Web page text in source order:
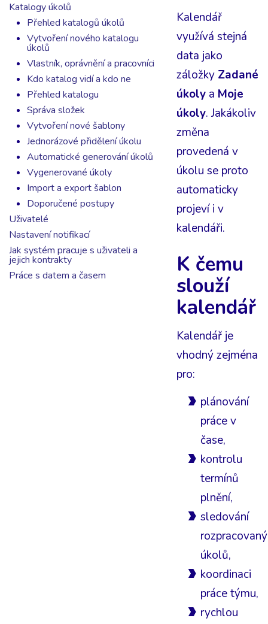
Katalogy úkolů
Přehled katalogů úkolů
Vytvoření nového katalogu
úkolů
Vlastník, oprávnění a pracovníci
Kdo katalog vidí a kdo ne
Přehled katalogu
Správa složek
Vytvoření nové šablony
Jednorázové přidělení úkolu
Automatické generování úkolů
Vygenerované úkoly
Import a export šablon
Doporučené postupy
Uživatelé
Nastavení notifikací
Jak systém pracuje s uživateli a
jejich kontrakty
Práce s datem a časem
Kalendář
využívá stejná
data jako
záložky Zadané
úkoly a Moje
úkoly. Jakákoliv
změna
provedená v
úkolu se proto
automaticky
projeví i v
kalendáři.
K čemu
slouží
kalendář
Kalendář je
vhodný zejména
pro:
plánování
práce v
čase,
kontrolu
termínů
plnění,
sledování
úkolů,
koordinaci
práce týmu,
rychlou